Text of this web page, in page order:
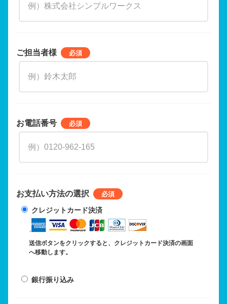
ご担当者様
お電話番号
お支払い方法の選択
クレジットカード決済
送信ボタンをクリックすると、クレジットカード決済の画面
へ移動します。
銀行振り込み